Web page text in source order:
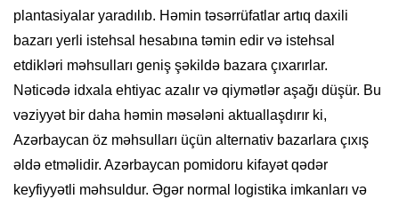
plantasiyalar yaradılıb. Həmin təsərrüfatlar artıq daxili
bazarı yerli istehsal hesabına təmin edir və istehsal
etdikləri məhsulları geniş şəkildə bazara çıxarırlar.
Nəticədə idxala ehtiyac azalır və qiymətlər aşağı düşür. Bu
vəziyyət bir daha həmin məsələni aktuallaşdırır ki,
Azərbaycan öz məhsulları üçün alternativ bazarlara çıxış
əldə etməlidir. Azərbaycan pomidoru kifayət qədər
keyfiyyətli məhsuldur. Əgər normal logistika imkanları və